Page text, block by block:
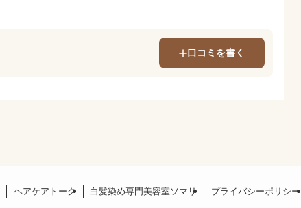
口コミを書く
ヘアケアトーク 白髪染め専門美容室ソマリ プライバシーポリシー